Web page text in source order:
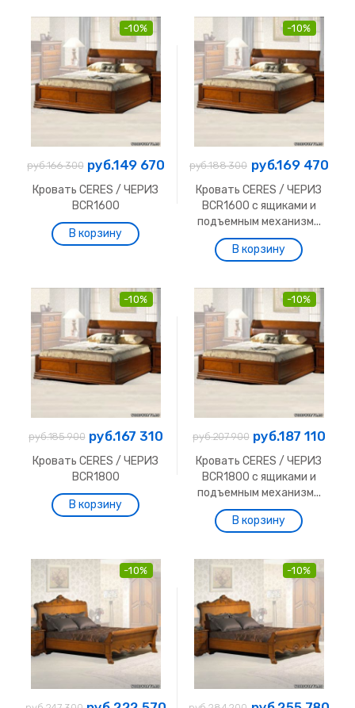
-10%
руб.166 300 руб.149 670
Кровать CERES / ЧЕРИЗ
BCR1600
-10%
руб.188 300 руб.169 470
Кровать CERES / ЧЕРИЗ
BCR1600 с ящиками и
подъемным механизм...
-10%
руб.185 900 руб.167 310
Кровать CERES / ЧЕРИЗ
BCR1800
-10%
руб.207 900 руб.187 110
Кровать CERES / ЧЕРИЗ
BCR1800 с ящиками и
подъемным механизм...
-10% -10%